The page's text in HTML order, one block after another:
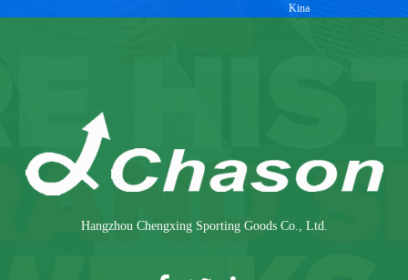
Kina
Hangzhou Chengxing Sporting Goods Co., Ltd.